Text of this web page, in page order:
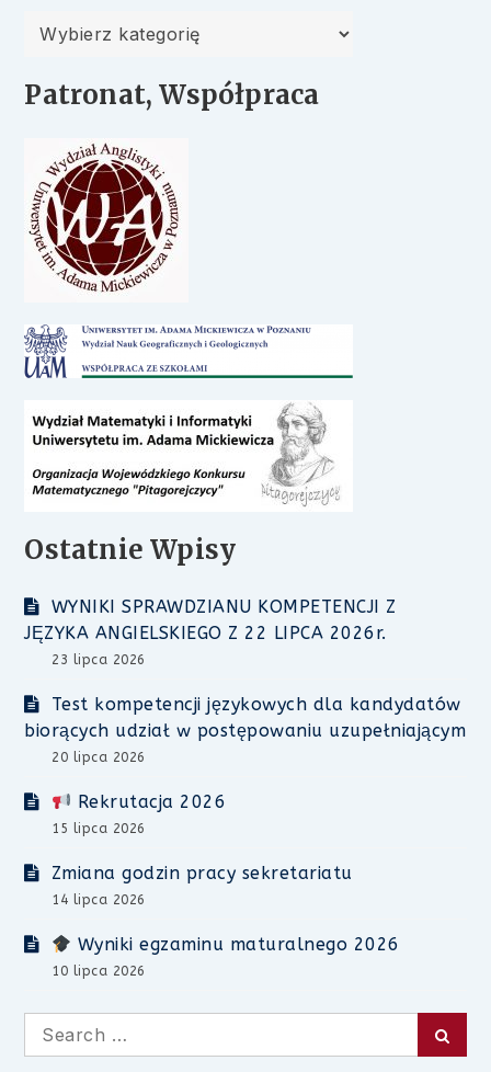
Kategorie
Patronat, Współpraca
Ostatnie Wpisy
WYNIKI SPRAWDZIANU KOMPETENCJI Z
JĘZYKA ANGIELSKIEGO Z 22 LIPCA 2026r.
23 lipca 2026
Test kompetencji językowych dla kandydatów
biorących udział w postępowaniu uzupełniającym
20 lipca 2026
Rekrutacja 2026
15 lipca 2026
Zmiana godzin pracy sekretariatu
14 lipca 2026
Wyniki egzaminu maturalnego 2026
10 lipca 2026
Search
for: